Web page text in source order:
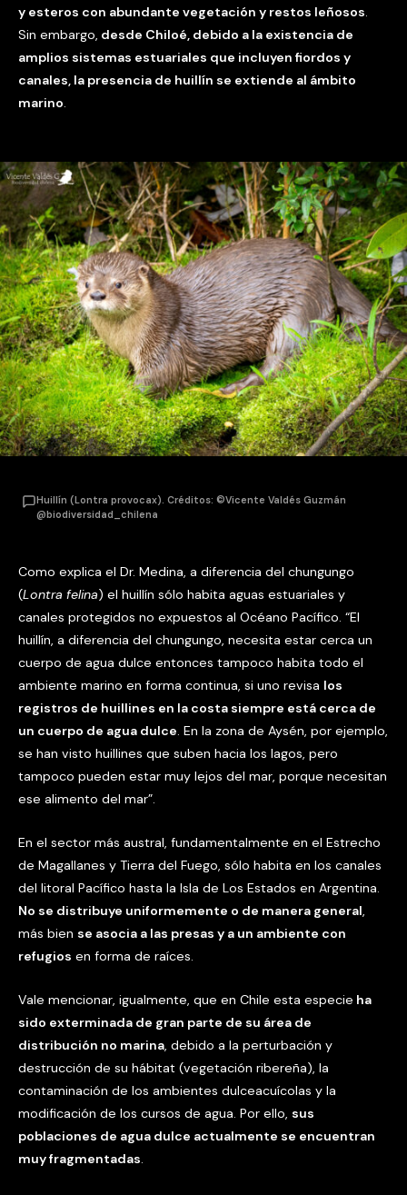
y esteros con abundante vegetación y restos leñosos.
Sin embargo, desde Chiloé, debido a la existencia de
amplios sistemas estuariales que incluyen fiordos y
canales, la presencia de huillín se extiende al ámbito
marino.
Huillín (Lontra provocax). Créditos: ©Vicente Valdés Guzmán
@biodiversidad_chilena
Como explica el Dr. Medina, a diferencia del chungungo
(Lontra felina) el huillín sólo habita aguas estuariales y
canales protegidos no expuestos al Océano Pacífico. “El
huillín, a diferencia del chungungo, necesita estar cerca un
cuerpo de agua dulce entonces tampoco habita todo el
ambiente marino en forma continua, si uno revisa los
registros de huillines en la costa siempre está cerca de
un cuerpo de agua dulce. En la zona de Aysén, por ejemplo,
se han visto huillines que suben hacia los lagos, pero
tampoco pueden estar muy lejos del mar, porque necesitan
ese alimento del mar”.
En el sector más austral, fundamentalmente en el Estrecho
de Magallanes y Tierra del Fuego, sólo habita en los canales
del litoral Pacífico hasta la Isla de Los Estados en Argentina.
No se distribuye uniformemente o de manera general,
más bien se asocia a las presas y a un ambiente con
refugios en forma de raíces.
Vale mencionar, igualmente, que en Chile esta especie ha
sido exterminada de gran parte de su área de
distribución no marina, debido a la perturbación y
destrucción de su hábitat (vegetación ribereña), la
contaminación de los ambientes dulceacuícolas y la
modificación de los cursos de agua. Por ello, sus
poblaciones de agua dulce actualmente se encuentran
muy fragmentadas.